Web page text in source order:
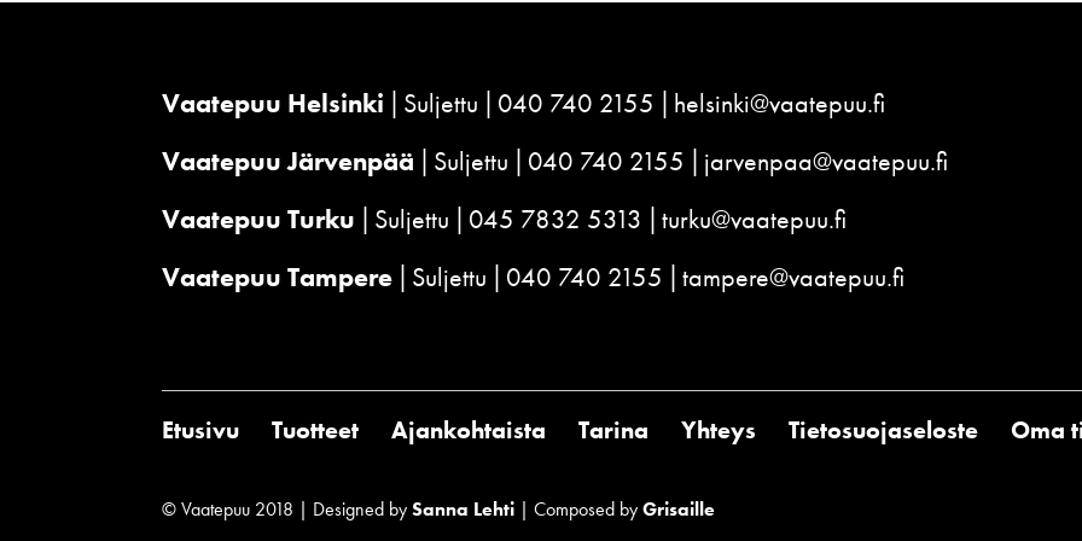
Vaatepuu Helsinki Suljettu 040 740 2155
helsinki@vaatepuu.fi
Vaatepuu Järvenpää
Suljettu 040 740 2155
jarvenpaa@vaatepuu.fi
Vaatepuu Turku
Suljettu 045 7832 5313
turku@vaatepuu.fi
Vaatepuu Tampere Suljettu 040 740 2155 tampere@vaatepuu.fi
Etusivu Tuotteet Ajankohtaista Tarina Yhteys Tietosuojaseloste Oma
© Vaatepuu 2018 | Designed bySanna Lehti | Composed byGrisaille